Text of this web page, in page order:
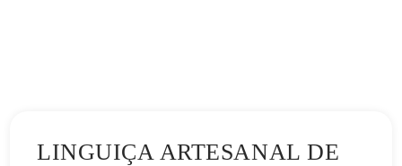
LINGUIÇA ARTESANAL DE